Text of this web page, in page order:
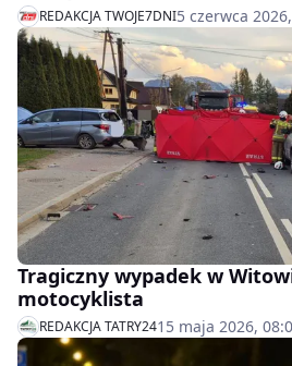
REDAKCJA TWOJE7DNI5 czerwca
Tragiczny wypadek w
motocyklista
REDAKCJA TATRY2415 maja 2026,